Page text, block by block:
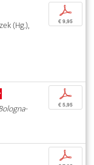
(Hg.),
p
€ 9,95
p
€ 5,95
p